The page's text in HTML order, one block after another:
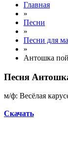
Главная
»
Песни
»
Песни для
»
Антошка
Песня
м/ф: Весёлая
Скачать